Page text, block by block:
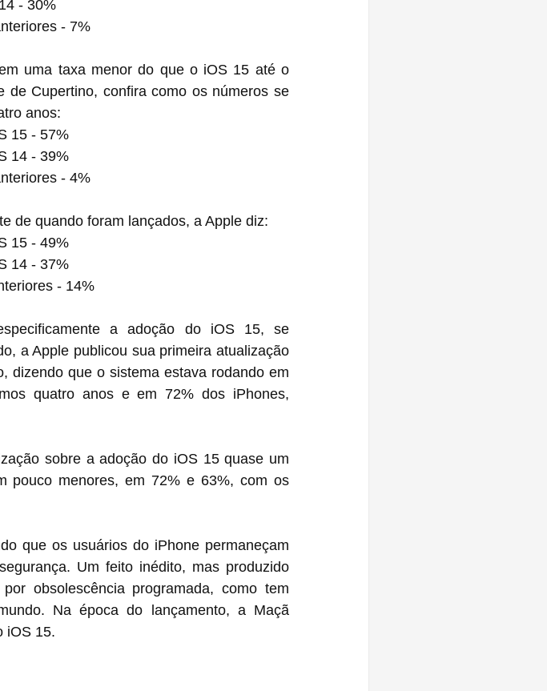
- 30%
- 7%
uma taxa menor do que o iOS 15 até o
de Cupertino, confira como os números se
anos:
15 - 57%
14 - 39%
- 4%
de quando foram lançados, a Apple diz:
15 - 49%
14 - 37%
- 14%
a adoção do iOS 15, se
a Apple publicou sua primeira atualização
dizendo que o sistema estava rodando em
quatro anos e em 72% dos iPhones,
sobre a adoção do iOS 15 quase um
pouco menores, em 72% e 63%, com os
que os usuários do iPhone permaneçam
Um feito inédito, mas produzido
obsolescência programada, como tem
Na época do lançamento, a Maçã
iOS 15.